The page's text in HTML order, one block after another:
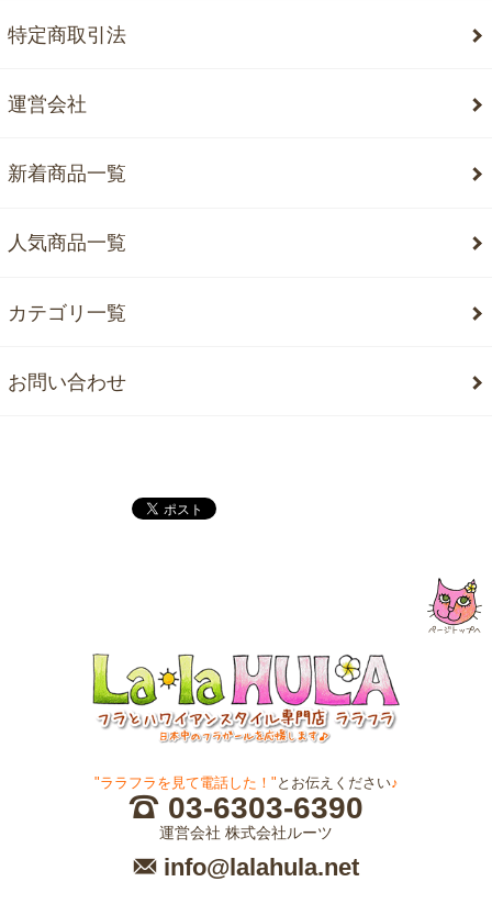
特定商取引法
運営会社
新着商品一覧
人気商品一覧
カテゴリ一覧
お問い合わせ
"ララフラを見て電話した！" とお伝えください♪
03-6303-6390
運営会社 株式会社ルーツ
info@lalahula.net